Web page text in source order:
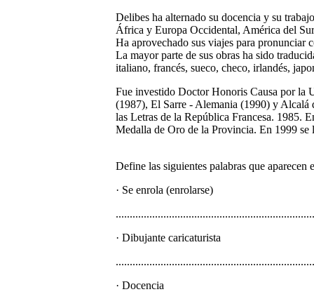
Delibes ha alternado su docencia y su
África y Europa Occidental, América del
Ha aprovechado sus viajes para pronunciar
La mayor parte de sus obras ha sido
italiano, francés, sueco, checo, irlandés,
Fue investido Doctor Honoris Causa por la
(1987), El Sarre - Alemania (1990) y Alcalá
las Letras de la República Francesa. 1985.
Medalla de Oro de la Provincia. En 1999
Define las siguientes palabras que aparecen
· Se enrola (enrolarse)
· Dibujante caricaturista
· Docencia